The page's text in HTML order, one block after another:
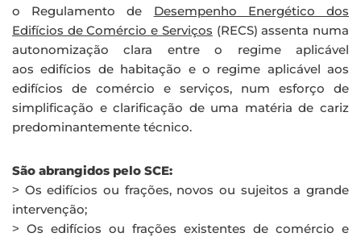
o Regulamento de Desempenho Energético dos
Edifícios de Comércio e Serviços (RECS) assenta numa
autonomização clara entre o regime aplicável
aos edifícios de habitação e o regime aplicável aos
edifícios de comércio e serviços, num esforço de
simplificação e clarificação de uma matéria de cariz
predominantemente técnico.
São abrangidos pelo SCE:
˃ Os edifícios ou frações, novos ou sujeitos a grande
intervenção;
˃ Os edifícios ou frações existentes de comércio e